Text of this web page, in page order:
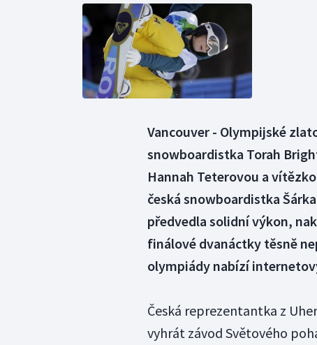
Vancouver - Olympijské
snowboardistka Torah
Hannah Teterovou a
česká snowboardistka
předvedla solidní výkon,
finálové dvanáctky těsně
olympiády nabízí
Česká reprezentantka z
vyhrát závod Světového